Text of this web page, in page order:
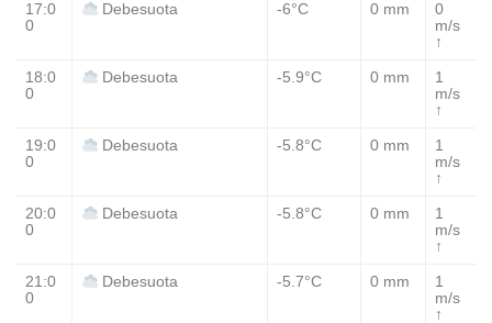
17:0
0
Debesuota -6°C 0 mm
0
m/s
↑
18:0
0
Debesuota -5.9°C 0 mm
1
m/s
↑
19:0
0
Debesuota -5.8°C 0 mm
1
m/s
↑
20:0
0
Debesuota -5.8°C 0 mm
1
m/s
↑
21:0
0
Debesuota -5.7°C 0 mm
1
m/s
↑